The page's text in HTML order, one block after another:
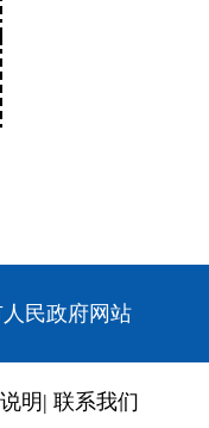
人民政府网站
明 | 联系我们